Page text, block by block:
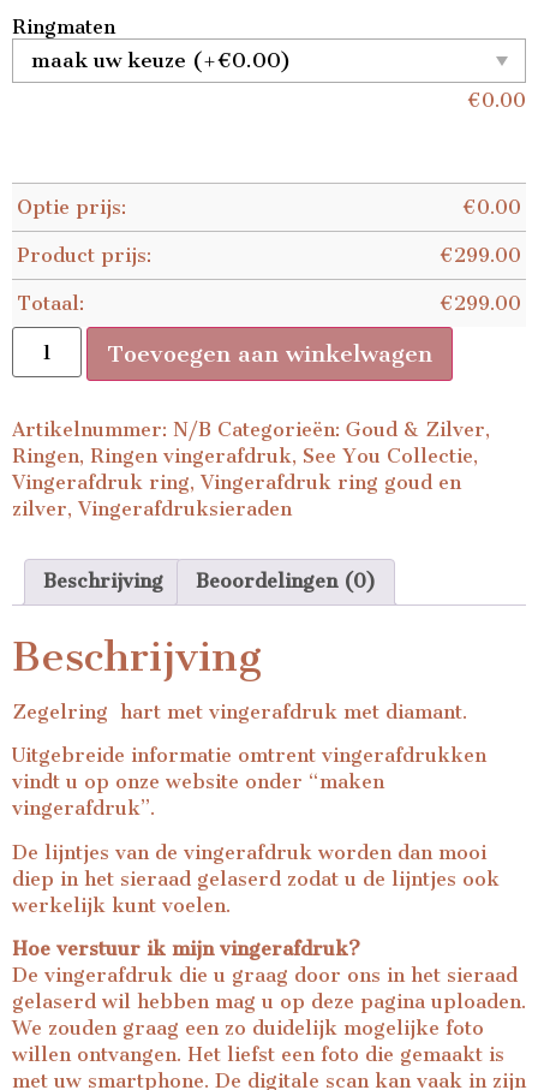
Ringmaten
€0.00
Optie prijs: €0.00
Product prijs: €299.00
Totaal: €299.00
Toevoegen aan winkelwagen
Artikelnummer: N/B Categorieën: Goud & Zilver,
Ringen, Ringen vingerafdruk, See You Collectie,
Vingerafdruk ring, Vingerafdruk ring goud en
zilver, Vingerafdruksieraden
Beschrijving Beoordelingen (0)
Beschrijving
Zegelring hart met vingerafdruk met diamant.
Uitgebreide informatie omtrent vingerafdrukken
vindt u op onze website onder “maken
vingerafdruk”.
De lijntjes van de vingerafdruk worden dan mooi
diep in het sieraad gelaserd zodat u de lijntjes ook
werkelijk kunt voelen.
Hoe verstuur ik mijn vingerafdruk?
De vingerafdruk die u graag door ons in het sieraad
gelaserd wil hebben mag u op deze pagina uploaden.
We zouden graag een zo duidelijk mogelijke foto
willen ontvangen. Het liefst een foto die gemaakt is
met uw smartphone. De digitale scan kan vaak in zijn